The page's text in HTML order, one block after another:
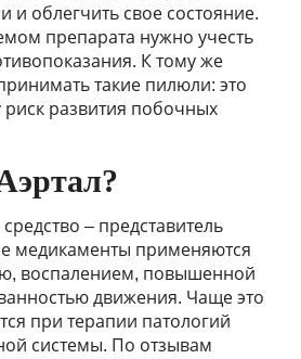
и облегчить свое состояние.
препарата нужно учесть
К тому же
такие пилюли: это
развития побочных
– представитель
медикаменты применяются
воспалением, повышенной
движения. Чаще это
при терапии патологий
системы. По отзывам